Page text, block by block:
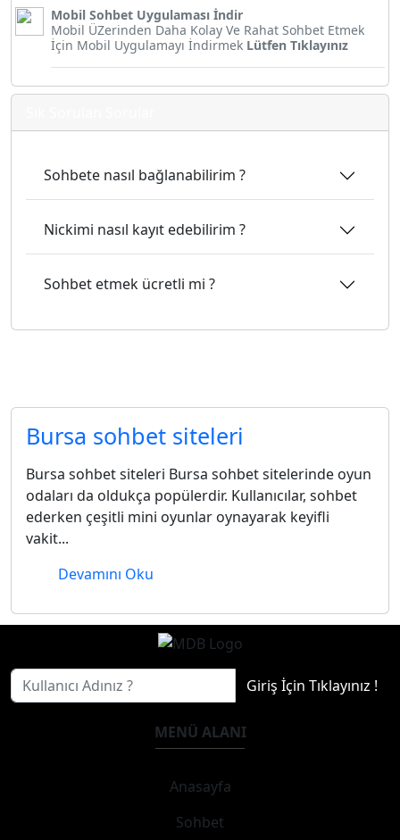
Mobil Sohbet Uygulaması İndir
Mobil ÜZerinden Daha Kolay Ve Rahat Sohbet Etmek
İçin Mobil Uygulamayı İndirmek Lütfen Tıklayınız
Sohbete nasıl bağlanabilirim ?
Nickimi nasıl kayıt edebilirim ?
Sohbet etmek ücretli mi ?
Bursa sohbet siteleri
Bursa sohbet siteleri Bursa sohbet sitelerinde oyun
odaları da oldukça popülerdir. Kullanıcılar, sohbet
ederken çeşitli mini oyunlar oynayarak keyifli
vakit...
Devamını Oku
Giriş İçin Tıklayınız !
MENÜ ALANI
Anasayfa
Sohbet